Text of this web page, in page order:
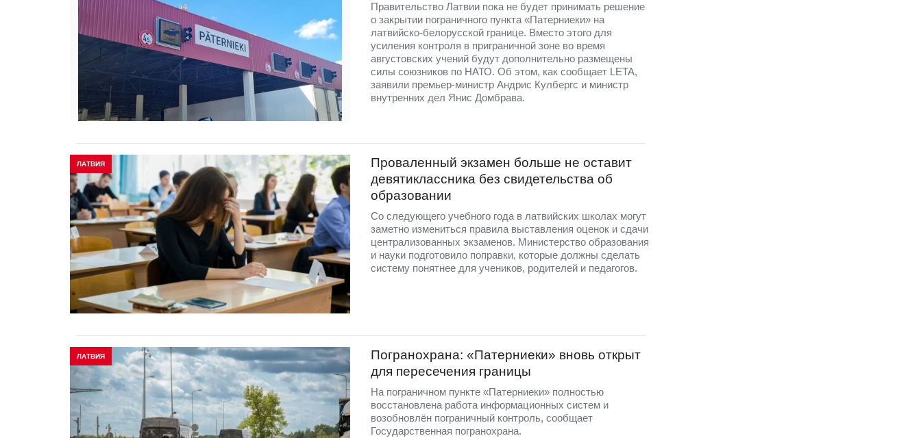
Правительство Латвии пока не будет принимать решение
о закрытии пограничного пункта «Патерниеки» на
латвийско-белорусской границе. Вместо этого для
усиления контроля в приграничной зоне во время
августовских учений будут дополнительно размещены
силы союзников по НАТО. Об этом, как сообщает LETA,
заявили премьер-министр Андрис Кулбергс и министр
внутренних дел Янис Домбрава.
ЛАТВИЯ
Проваленный экзамен больше не оставит
девятиклассника без свидетельства об
образовании
Со следующего учебного года в латвийских школах могут
заметно измениться правила выставления оценок и сдачи
централизованных экзаменов. Министерство образования
и науки подготовило поправки, которые должны сделать
систему понятнее для учеников, родителей и педагогов.
ЛАТВИЯ
Погранохрана: «Патерниеки» вновь открыт
для пересечения границы
На пограничном пункте «Патерниеки» полностью
восстановлена работа информационных систем и
возобновлён пограничный контроль, сообщает
Государственная погранохрана.